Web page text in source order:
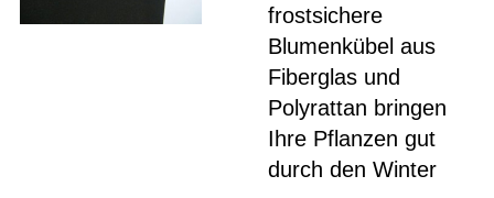
frostsichere
Blumenkübel aus
Fiberglas und
Polyrattan bringen
Ihre Pflanzen gut
durch den Winter